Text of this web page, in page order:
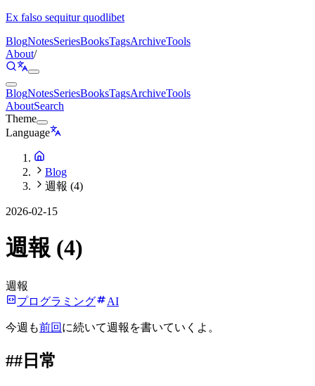
Ex falso sequitur quodlibet
BlogNotesSeriesBooksTagsArchiveTools
About/
BlogNotesSeriesBooksTagsArchiveTools
AboutSearch
Theme
Language
Blog
週報 (4)
2026-02-15
週報 (4)
週報
プログラミング
AI
今週も前回 に続いて週報を書いていくよ。
## 日常